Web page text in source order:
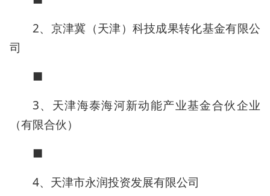
2、京津冀（天津）科技成果转化基金有限公
司
■
3、天津海泰海河新动能产业基金合伙企业
（有限合伙）
■
4、天津市永润投资发展有限公司